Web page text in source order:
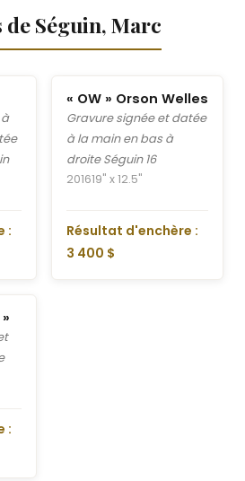
Séguin, Marc
:
« OW » Orson Welles
Gravure signée et datée
à la main en bas à
droite Séguin 16
201619" x 12.5"
Résultat d'enchère :
3 400 $
: